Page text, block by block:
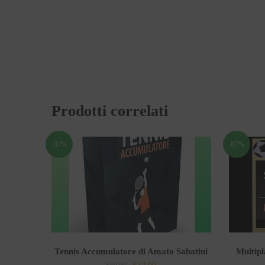
Prodotti correlati
-83%
Tennis Accumulatore di Amato Sabatini
-87%